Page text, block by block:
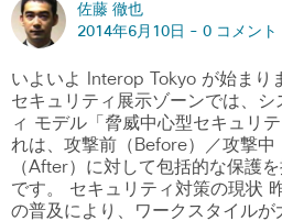
佐藤 徹也
2014年6月10日 - 0 コメント
いよいよ Interop Tokyo が始まり
セキュリティ展示ゾーンでは、
ィ モデル「脅威中心型セキュリ
れは、攻撃前（Before）／攻撃中
（After）に対して包括的な保護
です。 セキュリティ対策の現状
の普及により、ワークスタイルが